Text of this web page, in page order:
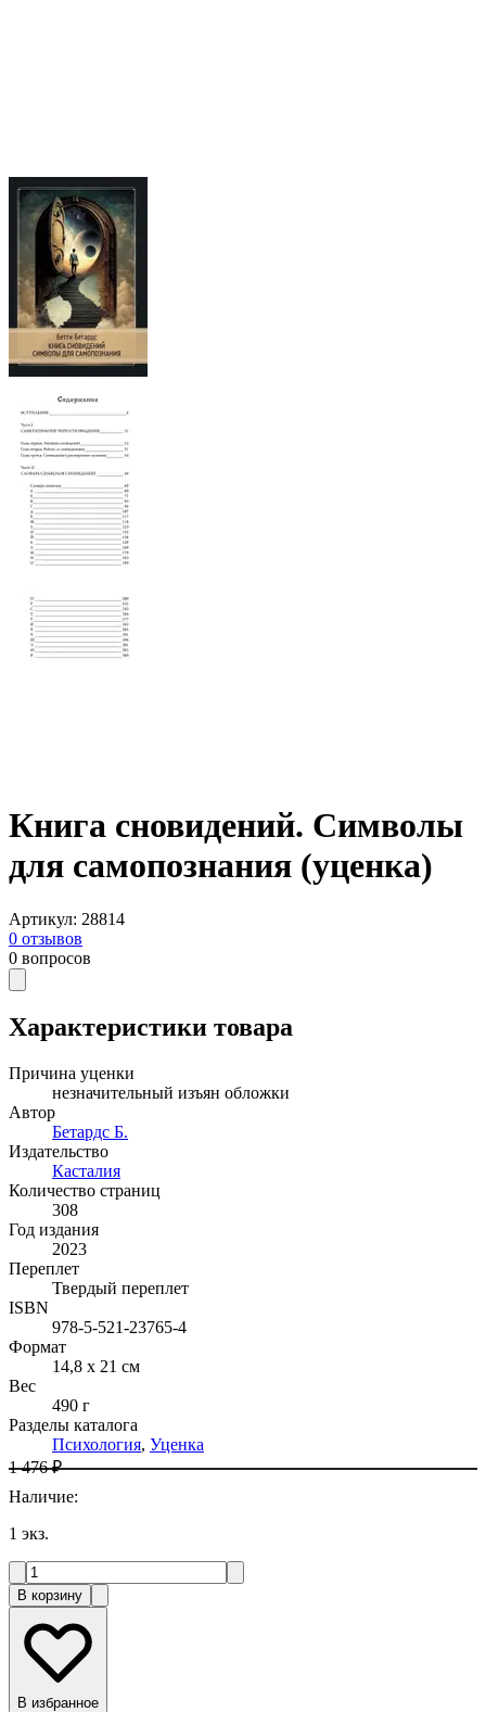
Книга сновидений. Символы
для самопознания (уценка)
Артикул: 28814
0 отзывов
0 вопросов
Характеристики товара
Причина уценки
незначительный изъян обложки
Автор
Бетардс Б.
Издательство
Касталия
Количество страниц
308
Год издания
2023
Переплет
Твердый переплет
ISBN
978-5-521-23765-4
Формат
14,8 x 21 см
Вес
490 г
Разделы каталога
Психология, Уценка
1 476 ₽
Наличие:
1 экз.
В корзину
В избранное